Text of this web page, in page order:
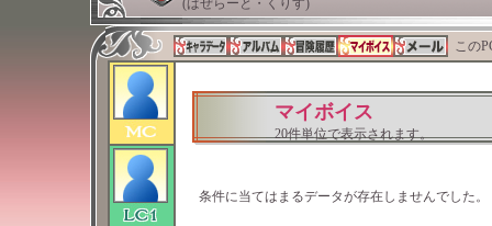
(ばぜらーと・くりす)
この
マイボイス
20件単位で表示されます。
条件に当てはまるデータが存在しませんでした。